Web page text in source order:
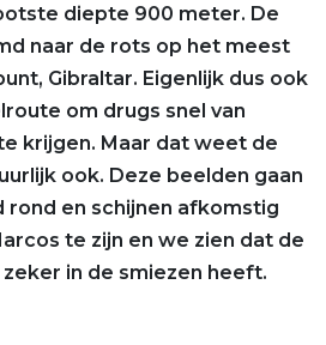
diepte 900 meter. De
naar de rots op het meest
Gibraltar. Eigenlijk dus ook
om drugs snel van
krijgen. Maar dat weet de
ook. Deze beelden gaan
rond en schijnen afkomstig
te zijn en we zien dat de
in de smiezen heeft.